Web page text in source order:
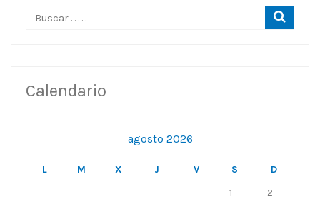
Calendario
agosto 2026
L M X J V S
D
1
2